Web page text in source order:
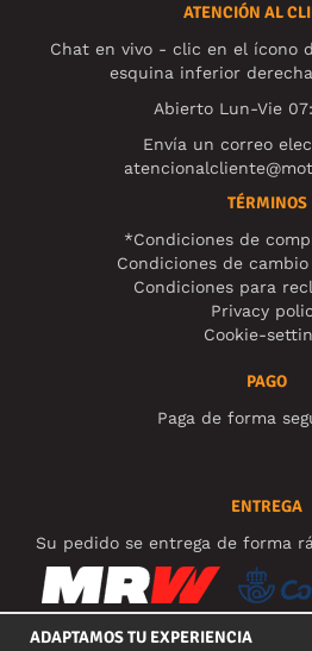
ATENCIÓN AL
Chat en vivo - clic en el ícono
esquina inferior
Abierto Lun-Vie
Envía un correo
TÉRMINOS
*Condiciones de
Condiciones de
Condiciones para
Privacy
Cookie-
PAGO
Paga de forma
ENTREGA
Su pedido se entrega de forma
ADAPTAMOS TU EXPERIENCIA